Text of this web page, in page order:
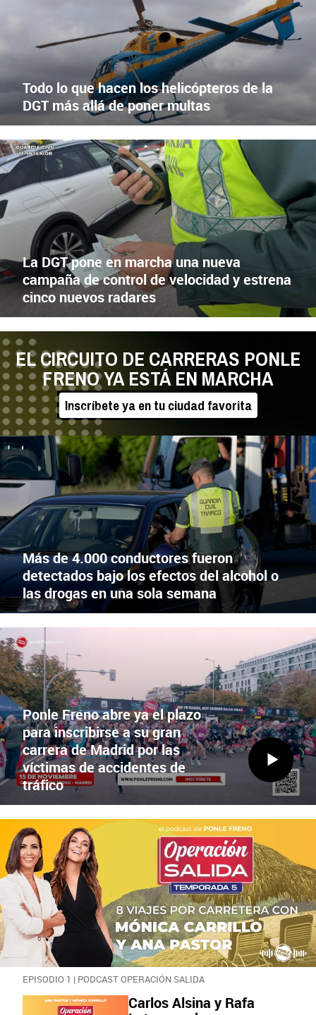
Todo lo que hacen los helicópteros de la
DGT más allá de poner multas
CONTROL DE CARRETERA
X Facebook
La DGT pone en marcha una nueva
campaña de control de velocidad y estrena
cinco nuevos radares
EL CIRCUITO DE CARRERAS PONLE
FRENO YA ESTÁ EN MARCHA
Inscríbete ya en tu ciudad favorita
CONTROLES TRÁFICO
X Facebook
Más de 4.000 conductores fueron
detectados bajo los efectos del alcohol o
las drogas en una sola semana
EL 100% DE LA RECAUDACIÓN, AL HOSPITAL DE PARAPLÉJICOS
X Facebook
Ponle Freno abre ya el plazo
para inscribirse a su gran
carrera de Madrid por las
víctimas de accidentes de
tráfico
EPISODIO 1 | PODCAST OPERACIÓN SALIDA
Carlos Alsina y Rafa